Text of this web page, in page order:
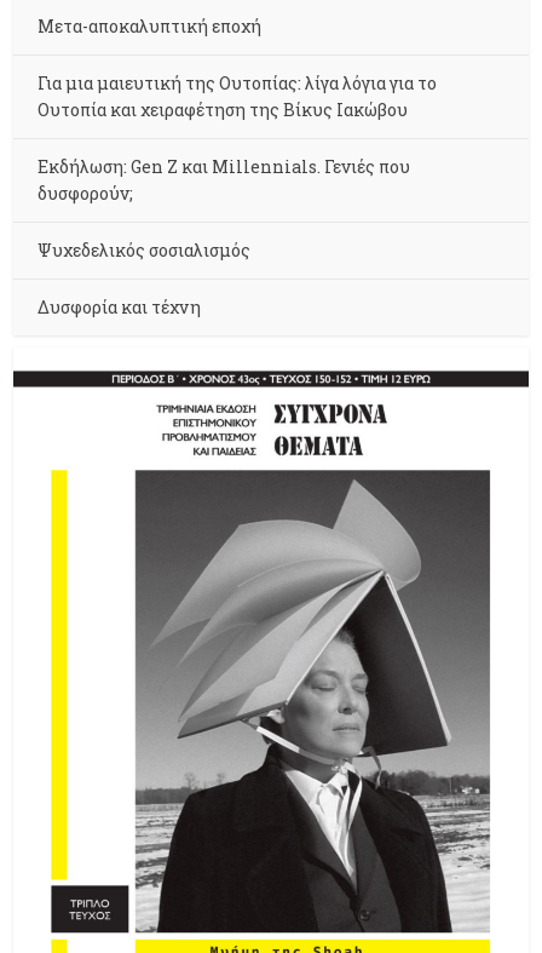
Μετα-αποκαλυπτική εποχή
Για μια μαιευτική της Ουτοπίας: λίγα λόγια για το
Ουτοπία και χειραφέτηση της Βίκυς Ιακώβου
Εκδήλωση: Gen Z και Millennials. Γενιές που
δυσφορούν;
Ψυχεδελικός σοσιαλισμός
Δυσφορία και τέχνη